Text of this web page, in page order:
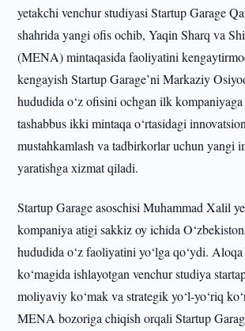
yetakchi venchur studiyasi Startup Garage
shahrida yangi ofis ochib, Yaqin Sharq va
(MENA) mintaqasida faoliyatini
kengayish Startup Garage’ni Markaziy
hududida o‘z ofisini ochgan ilk
tashabbus ikki mintaqa o‘rtasidagi
mustahkamlash va tadbirkorlar uchun yangi
yaratishga xizmat qiladi.
Startup Garage asoschisi Muhammad Xalil
kompaniya atigi sakkiz oy ichida
hududida o‘z faoliyatini yo‘lga qo‘ydi.
ko‘magida ishlayotgan venchur studiya
moliyaviy ko‘mak va strategik yo‘l-yo‘riq
MENA bozoriga chiqish orqali Startup